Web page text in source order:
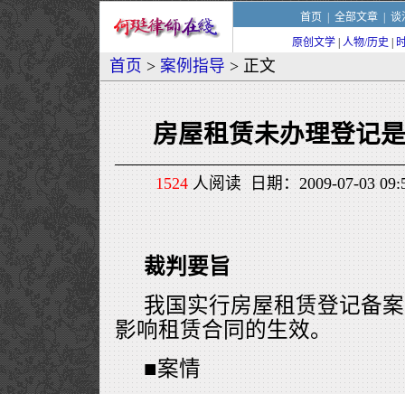
首页 全部文章| 谈
原创文学 人物/历史
首页 > 案例指导 > 正文
房屋租赁未办理登记
1524人阅读 日期：2009-07-03
裁判要旨
我国实行房屋租赁登记备
影响租赁合同的生效。
■案情